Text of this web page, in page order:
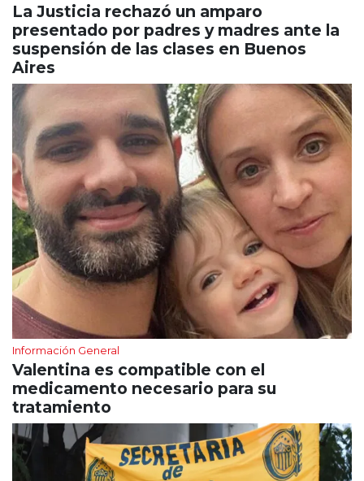
La Justicia rechazó un amparo
presentado por padres y madres ante la
suspensión de las clases en Buenos
Aires
Información General
Valentina es compatible con el
medicamento necesario para su
tratamiento